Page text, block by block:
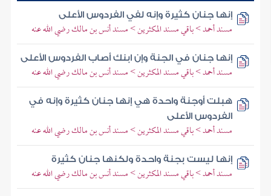
إنها جنان كثيرة وإنه لفي الفردوس الأعلى
مسند أحمد > باقي مسند المكثرين > مسند أنس بن مالك رضي الله عنه
إنها جنان في الجنة وإن ابنك أصاب الفردوس الأعلى
مسند أحمد > باقي مسند المكثرين > مسند أنس بن مالك رضي الله عنه
هبلت أوجنة واحدة هي إنها جنان كثيرة وإنه في
الفردوس الأعلى
مسند أحمد > باقي مسند المكثرين > مسند أنس بن مالك رضي الله عنه
إنها ليست بجنة واحدة ولكنها جنان كثيرة
مسند أحمد > باقي مسند المكثرين > مسند أنس بن مالك رضي الله عنه